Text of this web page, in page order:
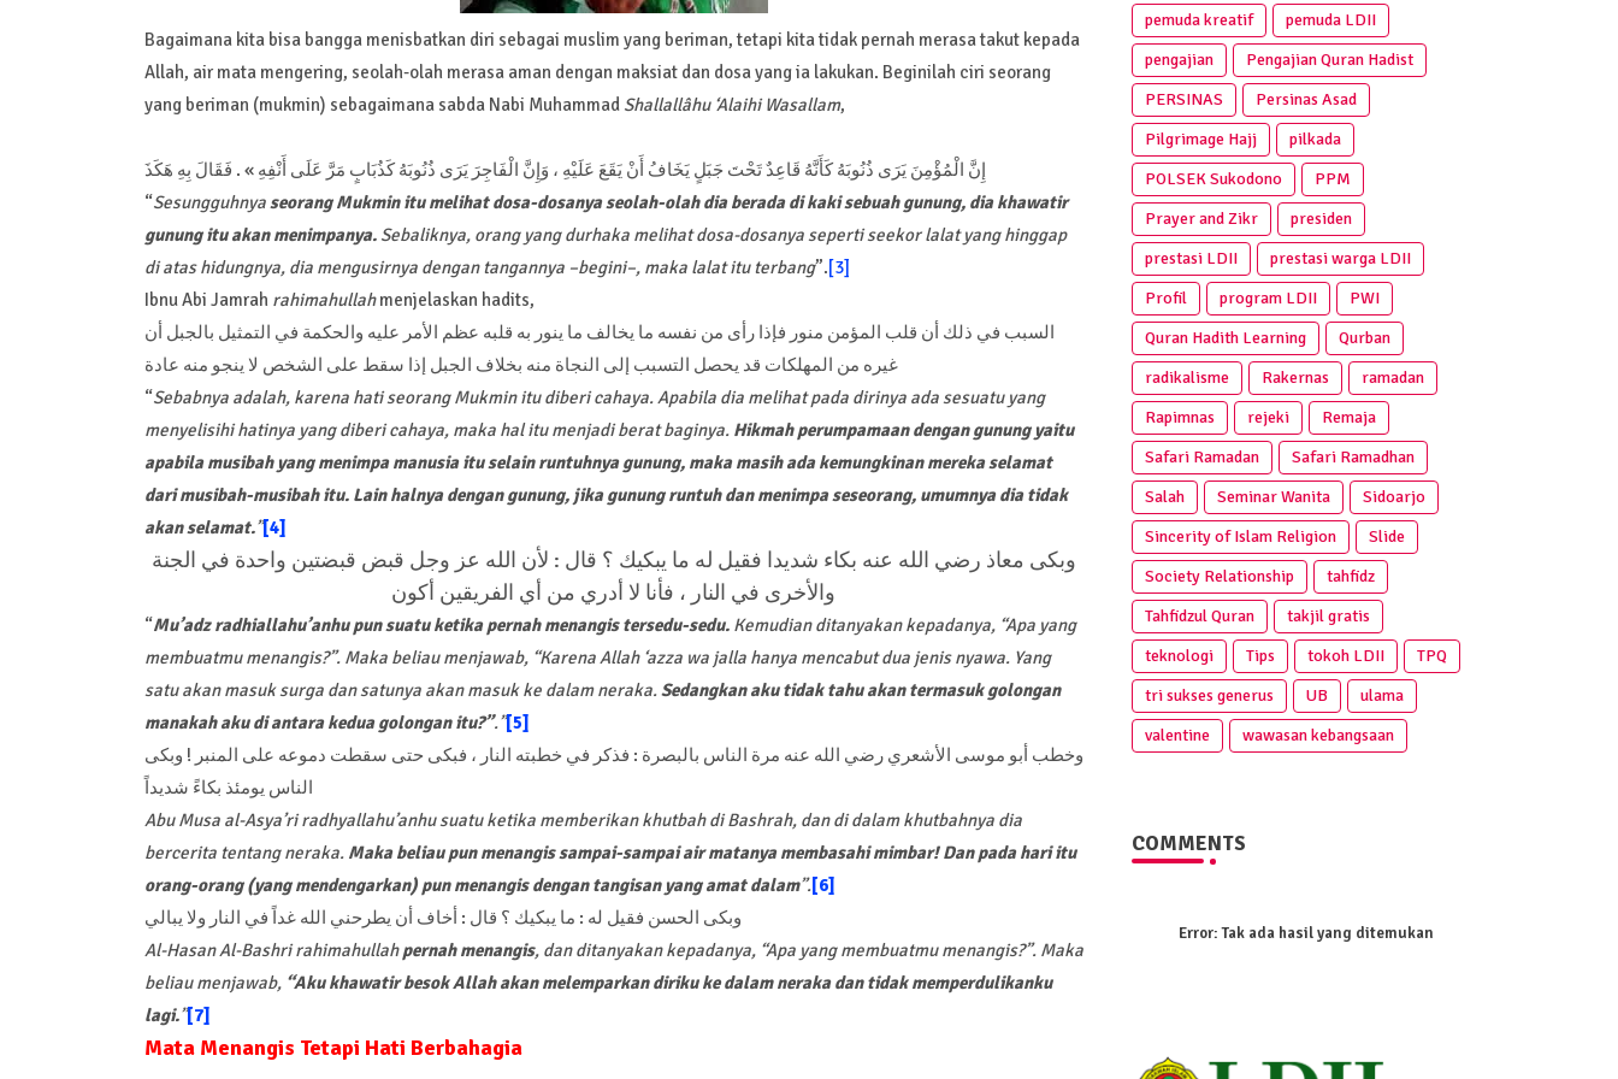
Bagaimana kita bisa bangga menisbatkan diri sebagai muslim yang beriman, tetapi kita tidak pernah merasa takut kepada
Allah, air mata mengering, seolah-olah merasa aman dengan maksiat dan dosa yang ia lakukan. Beginilah ciri seorang
yang beriman (mukmin) sebagaimana sabda Nabi Muhammad Shallallâhu ‘Alaihi Wasallam,
إِنَّ الْمُؤْمِنَ يَرَى ذُنُوبَهُ كَأَنَّهُ قَاعِدٌ تَحْتَ جَبَلٍ يَخَافُ أَنْ يَقَعَ عَلَيْهِ ، وَإِنَّ الْفَاجِرَ يَرَى ذُنُوبَهُ كَذُبَابٍ مَرَّ عَلَى أَنْفِهِ » . فَقَالَ بِهِ هَكَذَ
“Sesungguhnyaseorang Mukmin itu melihat dosa-dosanya seolah-olah dia berada di kaki sebuah gunung, dia khawatir
gunung itu akan menimpanya.Sebaliknya, orang yang durhaka melihat dosa-dosanya seperti seekor lalat yang hinggap
di atas hidungnya, dia mengusirnya dengan tangannya –begini–, maka lalat itu terbang”.[3]
Ibnu Abi Jamrah rahimahullahmenjelaskan hadits,
السبب في ذلك أن قلب المؤمن منور فإذا رأى من نفسه ما يخالف ما ينور به قلبه عظم الأمر عليه والحكمة في التمثيل بالجبل أن
غيره من المهلكات قد يحصل التسبب إلى النجاة منه بخلاف الجبل إذا سقط على الشخص لا ينجو منه عادة
“Sebabnya adalah, karena hati seorang Mukmin itu diberi cahaya. Apabila dia melihat pada dirinya ada sesuatu yang
menyelisihi hatinya yang diberi cahaya, maka hal itu menjadi berat baginya. Hikmah perumpamaan dengan gunung yaitu
apabila musibah yang menimpa manusia itu selain runtuhnya gunung, maka masih ada kemungkinan mereka selamat
dari musibah-musibah itu. Lain halnya dengan gunung, jika gunung runtuh dan menimpa seseorang, umumnya dia tidak
akan selamat.”[4]
وبكى معاذ رضي الله عنه بكاء شديدا فقيل له ما يبكيك ؟ قال : لأن الله عز وجل قبض قبضتين واحدة في الجنة
والأخرى في النار ، فأنا لا أدري من أي الفريقين أكون
“Mu’adz radhiallahu’anhu pun suatu ketika pernah menangis tersedu-sedu.Kemudian ditanyakan kepadanya, “Apa yang
membuatmu menangis?”. Maka beliau menjawab, “Karena Allah ‘azza wa jalla hanya mencabut dua jenis nyawa. Yang
satu akan masuk surga dan satunya akan masuk ke dalam neraka.Sedangkan aku tidak tahu akan termasuk golongan
manakah aku di antara kedua golongan itu?”.”[5]
وخطب أبو موسى الأشعري رضي الله عنه مرة الناس بالبصرة : فذكر في خطبته النار ، فبكى حتى سقطت دموعه على المنبر ! وبكى
الناس يومئذ بكاءً شديداً
Abu Musa al-Asya’ri radhyallahu’anhu suatu ketika memberikan khutbah di Bashrah, dan di dalam khutbahnya dia
bercerita tentang neraka. Maka beliau pun menangis sampai-sampai air matanya membasahi mimbar! Dan pada hari itu
orang-orang (yang mendengarkan) pun menangis dengan tangisan yang amat dalam”.[6]
وبكى الحسن فقيل له : ما يبكيك ؟ قال : أخاف أن يطرحني الله غداً في النار ولا يبالي
Al-Hasan Al-Bashri rahimahullahpernah menangis, dan ditanyakan kepadanya, “Apa yang membuatmu menangis?”. Maka
beliau menjawab, “Aku khawatir besok Allah akan melemparkan diriku ke dalam neraka dan tidak memperdulikanku
lagi.”[7]
Mata Menangis Tetapi Hati Berbahagia
pemuda kreatif
pemuda LDII
pengajian
Pengajian Quran Hadist
PERSINAS
Persinas Asad
Pilgrimage Hajj
pilkada
POLSEK Sukodono
PPM
Prayer and Zikr
presiden
prestasi LDII
prestasi warga LDII
Profil
program LDII
PWI
Quran Hadith Learning
Qurban
radikalisme
Rakernas
ramadan
Rapimnas
rejeki
Remaja
Safari Ramadan
Safari Ramadhan
Salah
Seminar Wanita
Sidoarjo
Sincerity of Islam Religion
Slide
Society Relationship
tahfidz
Tahfidzul Quran
takjil gratis
teknologi
Tips tokoh LDII
TPQ
tri sukses generus
UB
ulama
valentine
wawasan kebangsaan
COMMENTS
Error:Tak ada hasil yang ditemukan